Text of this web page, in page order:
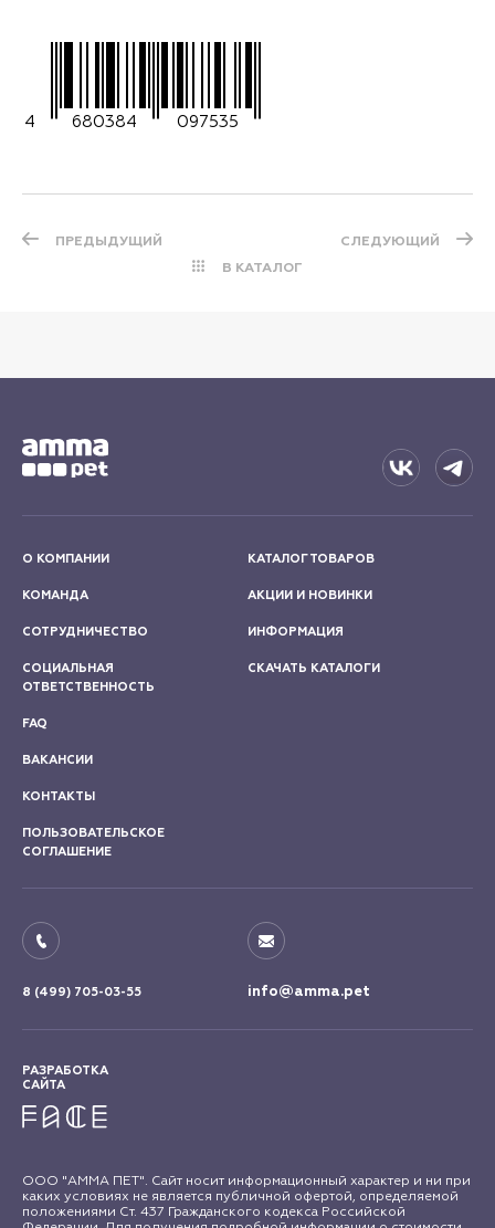
4 680384 097535
ПРЕДЫДУЩИЙ
В КАТАЛОГ
СЛЕДУЮЩИЙ
О КОМПАНИИ
КОМАНДА
СОТРУДНИЧЕСТВО
СОЦИАЛЬНАЯ
ОТВЕТСТВЕННОСТЬ
КАТАЛОГ ТОВАРОВ
АКЦИИ И НОВИНКИ
ИНФОРМАЦИЯ
СКАЧАТЬ КАТАЛОГИ
FAQ
ВАКАНСИИ
КОНТАКТЫ
ПОЛЬЗОВАТЕЛЬСКОЕ
СОГЛАШЕНИЕ
8 (499) 705-03-55 info@amma.pet
РАЗРАБОТКА
САЙТА
ООО "АММА ПЕТ". Сайт носит информационный характер и ни при
каких условиях не является публичной офертой, определяемой
положениями Ст. 437 Гражданского кодекса Российской